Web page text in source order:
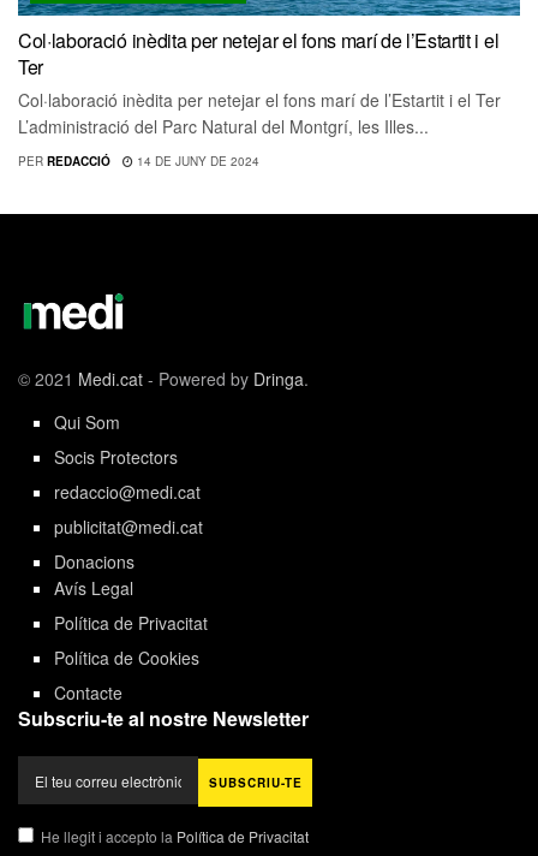
Col·laboració inèdita per netejar el fons marí de l’Estartit i el
Ter
Col·laboració inèdita per netejar el fons marí de l’Estartit i el Ter
L’administració del Parc Natural del Montgrí, les Illes...
PER REDACCIÓ 14 DE JUNY DE 2024
© 2021 Medi.cat - Powered by Dringa.
Qui Som
Socis Protectors
redaccio@medi.cat
publicitat@medi.cat
Donacions
Avís Legal
Política de Privacitat
Política de Cookies
Contacte
Subscriu-te al nostre Newsletter
He llegit i accepto la Política de Privacitat